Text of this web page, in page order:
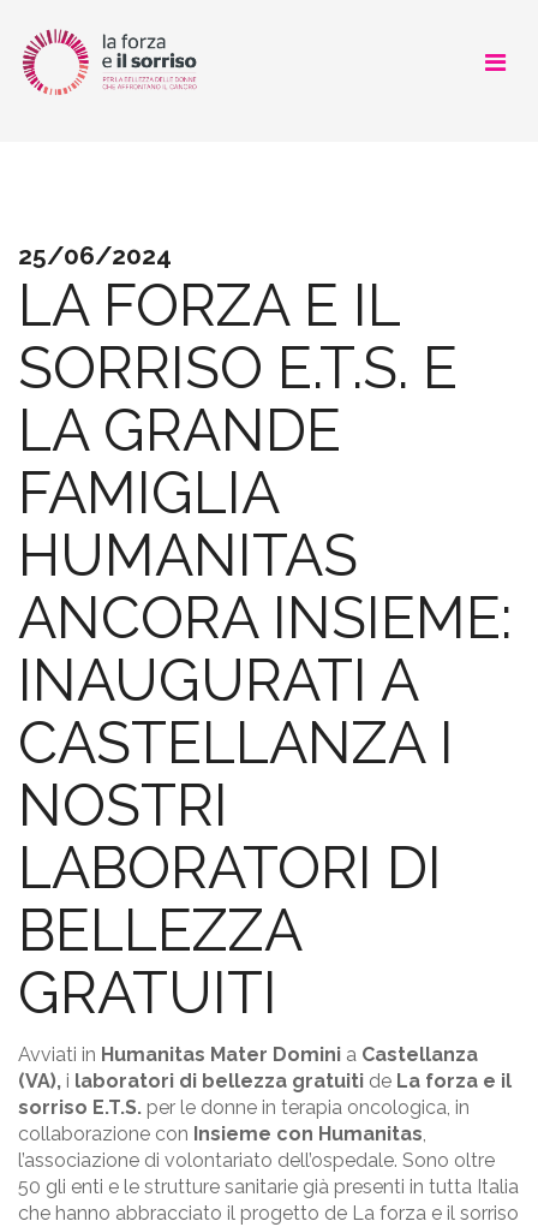
SOSTENITORI
NEWS
LOOK GOOD FEEL BETTER
5×1000 FAQ
25/06/2024
LA FORZA E IL
SORRISO E.T.S. E
LA GRANDE
FAMIGLIA
HUMANITAS
ANCORA INSIEME:
INAUGURATI A
CASTELLANZA I
NOSTRI
LABORATORI DI
BELLEZZA
GRATUITI
Avviati in Humanitas Mater Domini a Castellanza
(VA), i laboratori di bellezza gratuiti de La forza e il
sorriso E.T.S. per le donne in terapia oncologica, in
collaborazione con Insieme con Humanitas,
l’associazione di volontariato dell’ospedale. Sono oltre
50 gli enti e le strutture sanitarie già presenti in tutta Italia
che hanno abbracciato il progetto de La forza e il sorriso